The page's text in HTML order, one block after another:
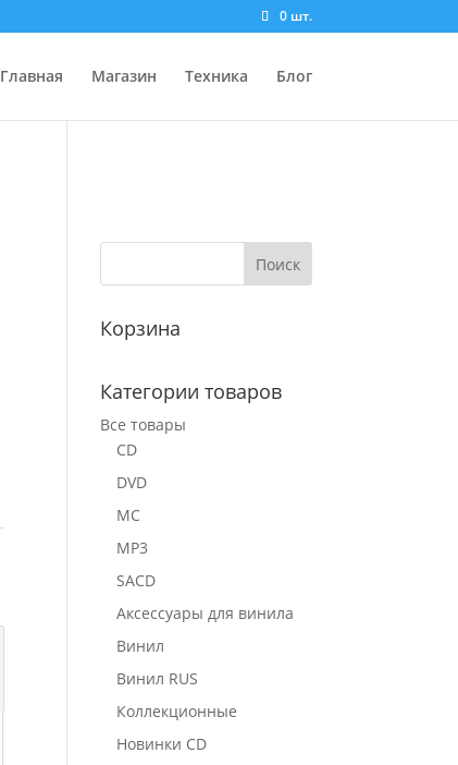
0 шт.
Главная Магазин Техника Блог
Корзина
Категории товаров
Все товары
CD
DVD
MC
MP3
SACD
Аксессуары для винила
Винил
Винил RUS
Коллекционные
Новинки CD